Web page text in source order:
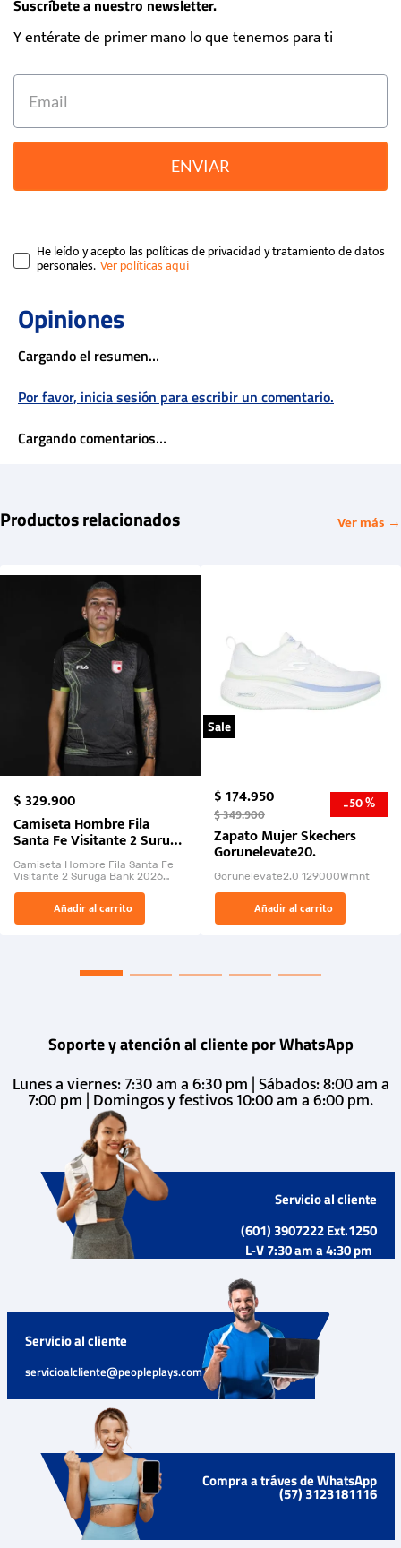
Suscríbete a nuestro newsletter.
Y entérate de primer mano lo que tenemos para ti
ENVIAR
He leído y acepto las políticas de privacidad y tratamiento de datos
personales.
Cargando el resumen…
Por favor, inicia sesión para escribir un comentario.
Cargando comentarios…
Productos relacionados Ver más →
$329.900
Camiseta Hombre Fila
Santa Fe Visitante 2 Suruga
Bank 2026
Camiseta Hombre Fila Santa Fe
Visitante 2 Suruga Bank 2026
El Rugido del Sol Naciente:
“Primeros para la Et...
Añadir al carrito
Sale
$174.950
$349.900 -50 %
Zapato Mujer Skechers
Gorunelevate20.
Gorunelevate2.0 129000Wmnt
Añadir al carrito
Soporte y atención al cliente por WhatsApp
Lunes a viernes: 7:30 am a 6:30 pm | Sábados: 8:00 am a
7:00 pm | Domingos y festivos 10:00 am a 6:00 pm.
Servicio al cliente
(601) 3907222 Ext.1250
L-V 7:30 am a 4:30 pm
Servicio al cliente
servicioalcliente@peopleplays.com
Compra a tráves de WhatsApp
(57) 3123181116